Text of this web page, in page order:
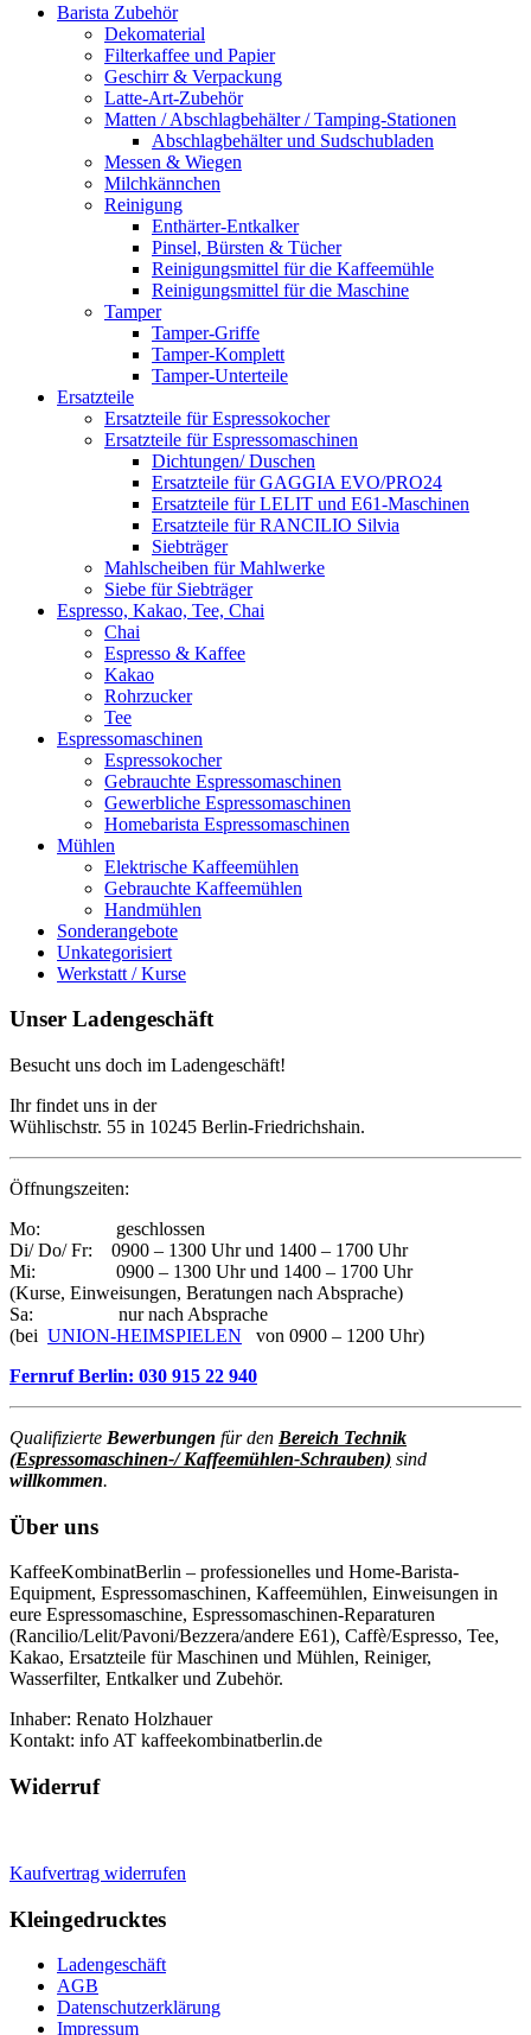
Barista Zubehör
Dekomaterial
Filterkaffee und Papier
Geschirr & Verpackung
Latte-Art-Zubehör
Matten / Abschlagbehälter / Tamping-Stationen
Abschlagbehälter und Sudschubladen
Messen & Wiegen
Milchkännchen
Reinigung
Enthärter-Entkalker
Pinsel, Bürsten & Tücher
Reinigungsmittel für die Kaffeemühle
Reinigungsmittel für die Maschine
Tamper
Tamper-Griffe
Tamper-Komplett
Tamper-Unterteile
Ersatzteile
Ersatzteile für Espressokocher
Ersatzteile für Espressomaschinen
Dichtungen/ Duschen
Ersatzteile für GAGGIA EVO/PRO24
Ersatzteile für LELIT und E61-Maschinen
Ersatzteile für RANCILIO Silvia
Siebträger
Mahlscheiben für Mahlwerke
Siebe für Siebträger
Espresso, Kakao, Tee, Chai
Chai
Espresso & Kaffee
Kakao
Rohrzucker
Tee
Espressomaschinen
Espressokocher
Gebrauchte Espressomaschinen
Gewerbliche Espressomaschinen
Homebarista Espressomaschinen
Mühlen
Elektrische Kaffeemühlen
Gebrauchte Kaffeemühlen
Handmühlen
Sonderangebote
Unkategorisiert
Werkstatt / Kurse
Unser Ladengeschäft
Besucht uns doch im Ladengeschäft!
Ihr findet uns in der
Wühlischstr. 55 in 10245 Berlin-Friedrichshain.
Öffnungszeiten:
Mo: geschlossen
Di/ Do/ Fr: 0900 – 1300 Uhr und 1400 – 1700 Uhr
Mi: 0900 – 1300 Uhr und 1400 – 1700 Uhr
(Kurse, Einweisungen, Beratungen nach Absprache)
Sa: nur nach Absprache
(bei UNION-HEIMSPIELEN von 0900 – 1200 Uhr)
Fernruf Berlin: 030 915 22 940
Qualifizierte Bewerbungen für den Bereich Technik
(Espressomaschinen-/ Kaffeemühlen-Schrauben) sind
willkommen.
Über uns
KaffeeKombinatBerlin – professionelles und Home-Barista-
Equipment, Espressomaschinen, Kaffeemühlen, Einweisungen in
eure Espressomaschine, Espressomaschinen-Reparaturen
(Rancilio/Lelit/Pavoni/Bezzera/andere E61), Caffè/Espresso, Tee,
Kakao, Ersatzteile für Maschinen und Mühlen, Reiniger,
Wasserfilter, Entkalker und Zubehör.
Inhaber: Renato Holzhauer
Kontakt: info AT kaffeekombinatberlin.de
Widerruf
Kaufvertrag widerrufen
Kleingedrucktes
Ladengeschäft
AGB
Datenschutzerklärung
Impressum